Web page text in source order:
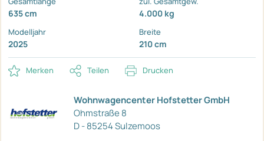
635 cm 4.000 kg
Modelljahr
2025
Breite
210 cm
Merken Teilen Drucken
Wohnwagencenter Hofstetter GmbH
Ohmstraße 8
D - 85254 Sulzemoos